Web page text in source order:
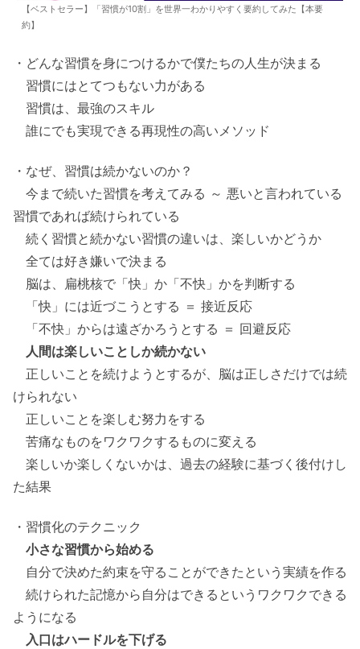
【ベストセラー】「習慣が10割」を世界一わかりやすく要約してみた【本要
約】
・どんな習慣を身につけるかで僕たちの人生が決まる
習慣にはとてつもない力がある
習慣は、最強のスキル
誰にでも実現できる再現性の高いメソッド
・なぜ、習慣は続かないのか？
今まで続いた習慣を考えてみる ～ 悪いと言われている
習慣であれば続けられている
続く習慣と続かない習慣の違いは、楽しいかどうか
全ては好き嫌いで決まる
脳は、扁桃核で「快」か「不快」かを判断する
「快」には近づこうとする ＝ 接近反応
「不快」からは遠ざかろうとする ＝ 回避反応
人間は楽しいことしか続かない
正しいことを続けようとするが、脳は正しさだけでは続
けられない
正しいことを楽しむ努力をする
苦痛なものをワクワクするものに変える
楽しいか楽しくないかは、過去の経験に基づく後付けし
た結果
・習慣化のテクニック
小さな習慣から始める
自分で決めた約束を守ることができたという実績を作る
続けられた記憶から自分はできるというワクワクできる
ようになる
入口はハードルを下げる